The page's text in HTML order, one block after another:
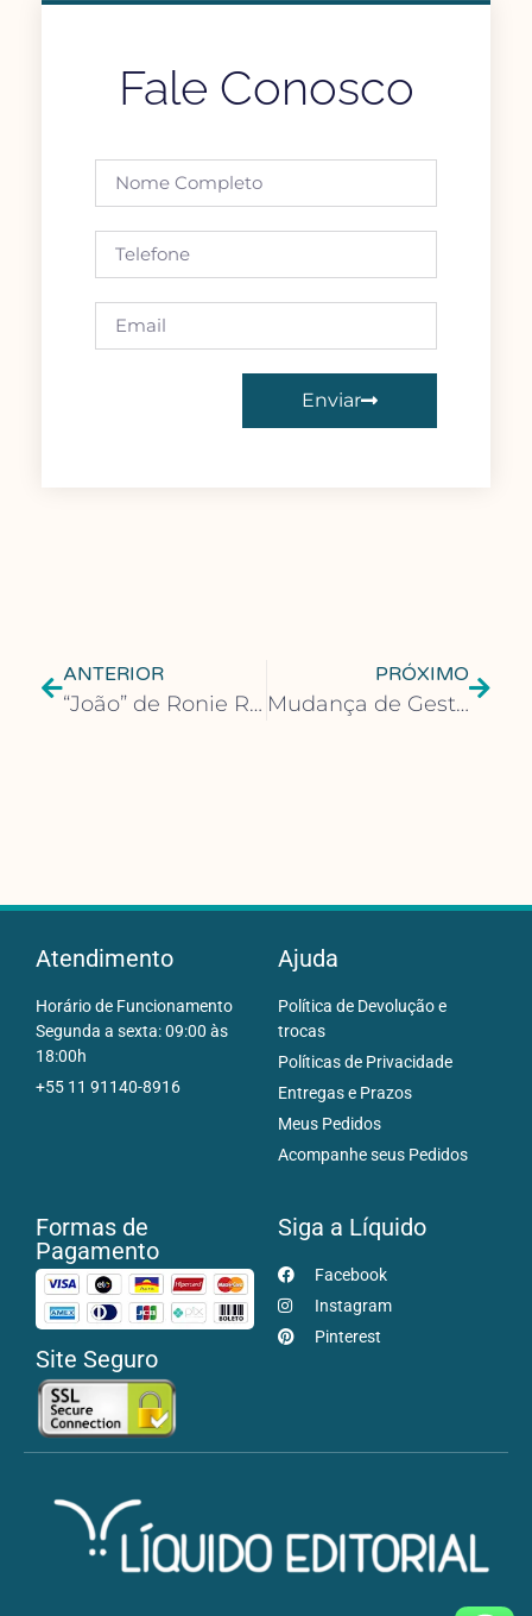
Fale Conosco
Enviar
ANTERIOR
“João” de Ronie Rodrigues – Uma Escrita Performática
PRÓXIMO
Mudança de Gestão na LVM e Ubook: Pedroso Assume CEO do Ubook
Atendimento
Horário de Funcionamento
Segunda a sexta: 09:00 às
18:00h
+55 11 91140-8916
Ajuda
Política de Devolução e
trocas
Políticas de Privacidade
Entregas e Prazos
Meus Pedidos
Acompanhe seus Pedidos
Formas de
Pagamento
Site Seguro
Siga a Líquido
Facebook
Instagram
Pinterest